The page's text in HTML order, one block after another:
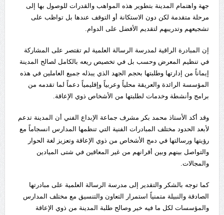
جهة واهتمام المدينة بتطوير هذه المواهب والقدرات للوصول بها إلى
مرحلة متقدمة لكن دون الاستكانة أو التوقف عندها بل تواظب على
تشجيعهم وتدريبهم لتقديم الأفضل على الدوام.
إن المبادرة الراقية لمدرسة الرسالة العلمية لم تقتصر على المشاركة
في تنظيم المعرض وحسب بل في تخصيص ريعه بالكامل لصالح المدينة
إيماناً من إدارتها وطلبتها بحجم الجهد الذي يبذله جميع العاملين في هذه
المؤسسة الرائدة والعريقة محلياً وعربياً وإقليمياً دعماً لما تقدمه من
برامج وأنشطة وخدمات لطلبتها من الأشخاص ذوي الإعاقة.
وقد أكد الأستاذ محمد بكر مشرف جماعة الإبداع الفني أن المدينة تدعم
لأبعد الحدود مختلف المبادرات الفنية التي تنظمها المدارس انسجاماً مع
رؤيتها ورسالتها في دمج الأشخاص من ذوي الإعاقة وتعزيز لغة الحوار
والتواصل بينهم وبين أقرانهم من غير المعاقين في شتى الميادين
والمجالات.
كما توجه بالشكر والتقدير إلى مدرسة الرسالة العلمية على مبادرتها
الصادقة والنبيلة متمنياً استمرار التعاون والتنسيق مع مختلف المدارس
والمؤسسات لكل ما فيه خير وصالح طلبة المدينة من ذوي الإعاقة